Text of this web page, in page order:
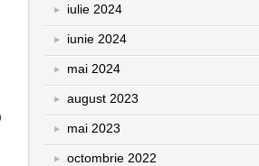
iulie 2024
iunie 2024
mai 2024
august 2023
mai 2023
octombrie 2022